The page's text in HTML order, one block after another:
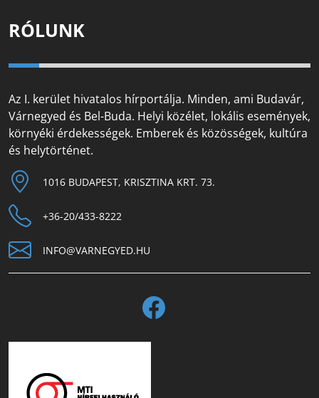
RÓLUNK
Az I. kerület hivatalos hírportálja. Minden, ami Budavár,
Várnegyed és Bel-Buda. Helyi közélet, lokális események,
környéki érdekességek. Emberek és közösségek, kultúra
és helytörténet.
1016 BUDAPEST, KRISZTINA KRT. 73.
+36-20/433-8222
INFO@VARNEGYED.HU